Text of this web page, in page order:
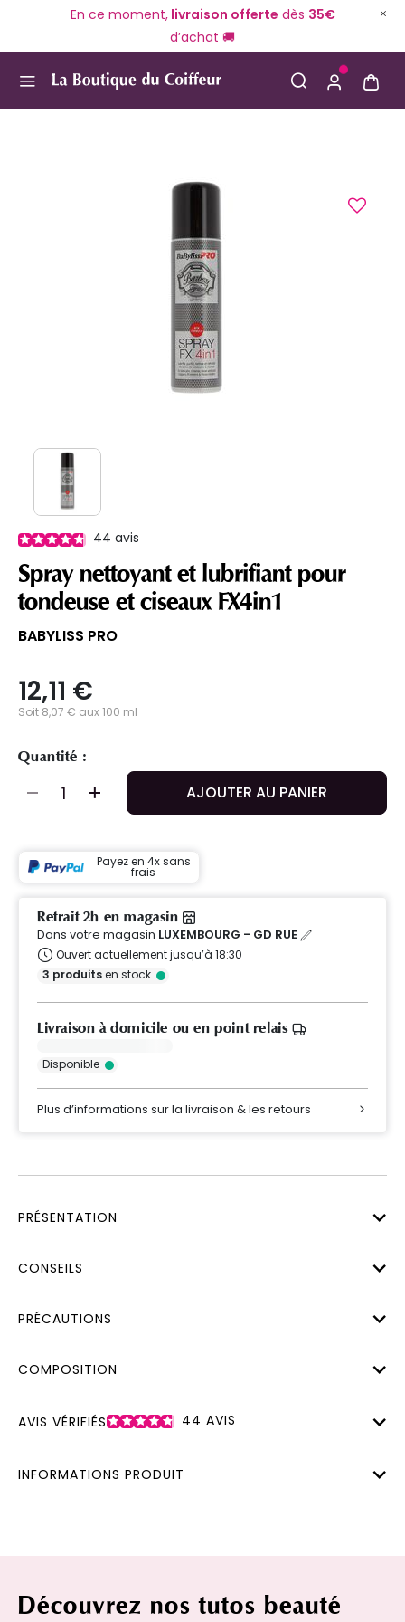
En ce moment,livraison offerte dès 35€
d’achat 🚚
44 avis
Spray nettoyant et lubrifiant pour
tondeuse et ciseaux FX4in1
BABYLISS PRO
12,11 €
Soit 8,07 € aux 100 ml
Quantité :
AJOUTER AU PANIER
Payez en 4x sans
frais
Retrait 2h en magasin
Dans votre magasin LUXEMBOURG - GD RUE
Ouvert actuellement jusqu’à 18:30
3 produitsen stock
Livraison à domicile ou en point relais
Disponible
Plus d’informations sur la livraison & les retours
PRÉSENTATION
CONSEILS
PRÉCAUTIONS
COMPOSITION
AVIS VÉRIFIÉS 44 AVIS
INFORMATIONS PRODUIT
Découvrez nos tutos beauté